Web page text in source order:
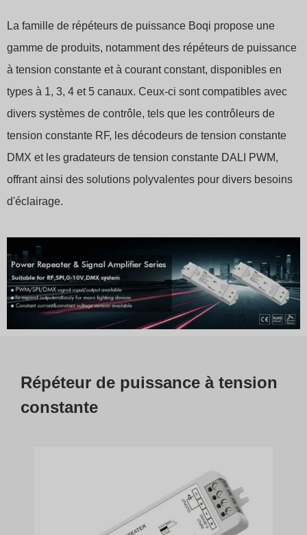
La famille de répéteurs de puissance Boqi propose une
gamme de produits, notamment des répéteurs de puissance
à tension constante et à courant constant, disponibles en
types à 1, 3, 4 et 5 canaux. Ceux-ci sont compatibles avec
divers systèmes de contrôle, tels que les contrôleurs de
tension constante RF, les décodeurs de tension constante
DMX et les gradateurs de tension constante DALI PWM,
offrant ainsi des solutions polyvalentes pour divers besoins
d'éclairage.
Répéteur de puissance à tension
constante